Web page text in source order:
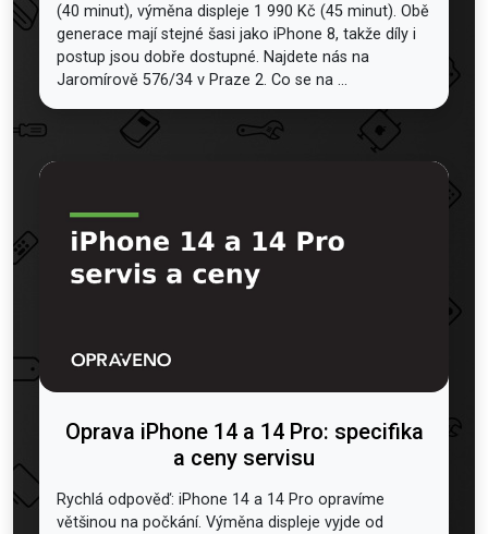
(40 minut), výměna displeje 1 990 Kč (45 minut). Obě
generace mají stejné šasi jako iPhone 8, takže díly i
postup jsou dobře dostupné. Najdete nás na
Jaromírově 576/34 v Praze 2. Co se na ...
Oprava iPhone 14 a 14 Pro: specifika
a ceny servisu
Rychlá odpověď: iPhone 14 a 14 Pro opravíme
většinou na počkání. Výměna displeje vyjde od